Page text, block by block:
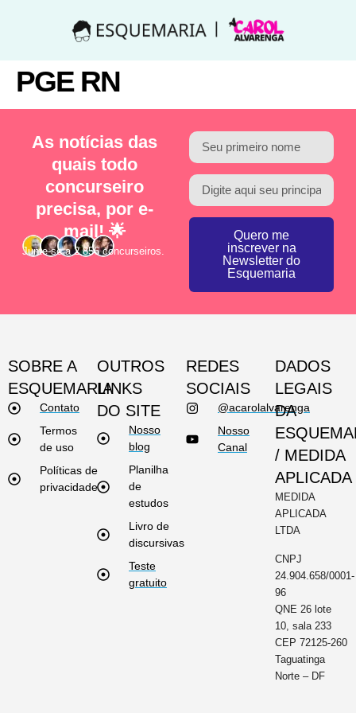
PGE RN
As notícias das
quais todo
concurseiro
precisa, por e-
mail! 🌟
Junte-se a 2.856 concurseiros.
Quero me
inscrever na
Newsletter do
Esquemaria
SOBRE A
ESQUEMARIA
Contato
Termos
de uso
Políticas de
privacidade
OUTROS
LINKS
DO SITE
Nosso
blog
Planilha
de
estudos
Livro de
discursivas
Teste
gratuito
REDES
SOCIAIS
@acarolalvarenga
Nosso
Canal
DADOS
LEGAIS
DA
/ MEDIDA
APLICADA
MEDIDA
APLICADA
LTDA
CNPJ
24.904.658/0001-
96
QNE 26 lote
10, sala 233
CEP 72125-260
Taguatinga
Norte – DF